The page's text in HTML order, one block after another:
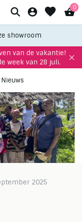
0
showroom
van de vakantie!
week van 28 juli.
Nieuws
2025